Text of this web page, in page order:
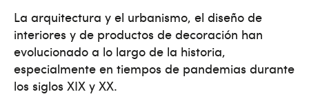
La arquitectura y el urbanismo, el diseño de
interiores y de productos de decoración han
evolucionado a lo largo de la historia,
especialmente en tiempos de pandemias durante
los siglos XIX y XX.